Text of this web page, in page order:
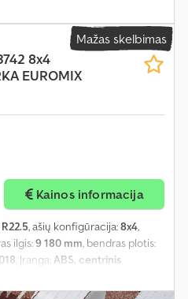
veidrodis, oro
Mažas skelbimas
8x4
EUROMIX
Kainos informacija
, ašių konfigūracija:8x4,
ilgis:9 180 mm, bendras plotis:
, Įranga: ABS, centrinis
veidrodis, oro